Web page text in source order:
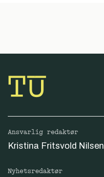
Ansvarlig redaktør
Kristina Fritsvold Nilsen
Nyhetsredaktør